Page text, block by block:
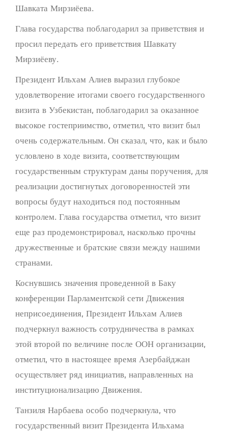
Шавката Мирзиёева.
Глава государства поблагодарил за приветствия и
просил передать его приветствия Шавкату
Мирзиёеву.
Президент Ильхам Алиев выразил глубокое
удовлетворение итогами своего государственного
визита в Узбекистан, поблагодарил за оказанное
высокое гостеприимство, отметил, что визит был
очень содержательным. Он сказал, что, как и было
условлено в ходе визита, соответствующим
государственным структурам даны поручения, для
реализации достигнутых договоренностей эти
вопросы будут находиться под постоянным
контролем. Глава государства отметил, что визит
еще раз продемонстрировал, насколько прочны
дружественные и братские связи между нашими
странами.
Коснувшись значения проведенной в Баку
конференции Парламентской сети Движения
неприсоединения, Президент Ильхам Алиев
подчеркнул важность сотрудничества в рамках
этой второй по величине после ООН организации,
отметил, что в настоящее время Азербайджан
осуществляет ряд инициатив, направленных на
институционализацию Движения.
Танзиля Нарбаева особо подчеркнула, что
государственный визит Президента Ильхама